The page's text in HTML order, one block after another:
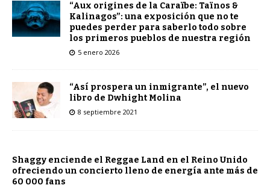
“Aux origines de la Caraïbe: Taïnos &
Kalinagos”: una exposición que no te
puedes perder para saberlo todo sobre
los primeros pueblos de nuestra región
5 enero 2026
“Así prospera un inmigrante”, el nuevo
libro de Dwhight Molina
8 septiembre 2021
Shaggy enciende el Reggae Land en el Reino Unido
ofreciendo un concierto lleno de energía ante más de
60 000 fans